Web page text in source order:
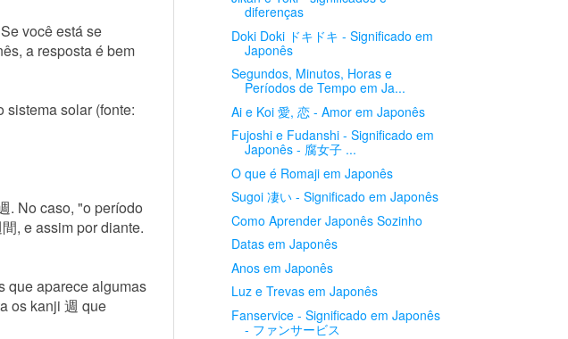
você está se
a resposta é bem
sistema solar (fonte:
. No caso, "o período
, e assim por diante.
que aparece algumas
os kanji 週 que
diferenças
Doki Doki ドキドキ - Significado em
Japonês
Segundos, Minutos, Horas e
Períodos de Tempo em Ja...
Ai e Koi 愛, 恋 - Amor em Japonês
Fujoshi e Fudanshi - Significado em
Japonês - 腐女子 ...
O que é Romaji em Japonês
Sugoi 凄い - Significado em Japonês
Como Aprender Japonês Sozinho
Datas em Japonês
Anos em Japonês
Luz e Trevas em Japonês
Fanservice - Significado em Japonês
- ファンサービス